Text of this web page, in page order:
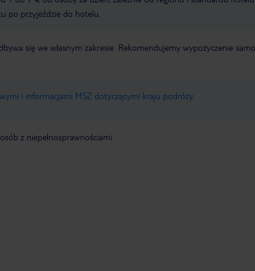
po przyjeździe do hotelu.
się we własnym zakresie. Rekomendujemy wypożyczenie
i informacjami MSZ dotyczącymi kraju podróży.
z niepełnosprawnościami